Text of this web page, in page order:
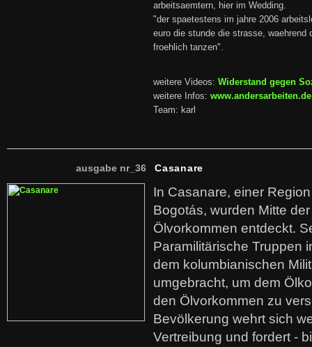
arbeitsaemtern, hier im Wedding.
"der spaetestens im jahre 2006
euro die stunde die strasse, waehrend
froehlich tanzen".
weitere Videos: Widerstand gegen
weitere Infos: www.andersarbeiten.de
Team: karl
ausgabe nr_36 Casanare
In Casanare, einer
Bogotás, wurden Mitte
Ölvorkommen entdeckt.
Paramilitärische Truppen
dem kolumbianischen
umgebracht, um dem
den Ölvorkommen zu
Bevölkerung wehrt sich
Vertreibung und fordert -